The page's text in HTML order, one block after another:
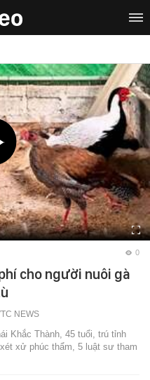
0
cho người nuôi gà
NEWS
Khắc Thành, 45 tuổi, trú tỉnh
xử phúc thẩm, 5 luật sư tham